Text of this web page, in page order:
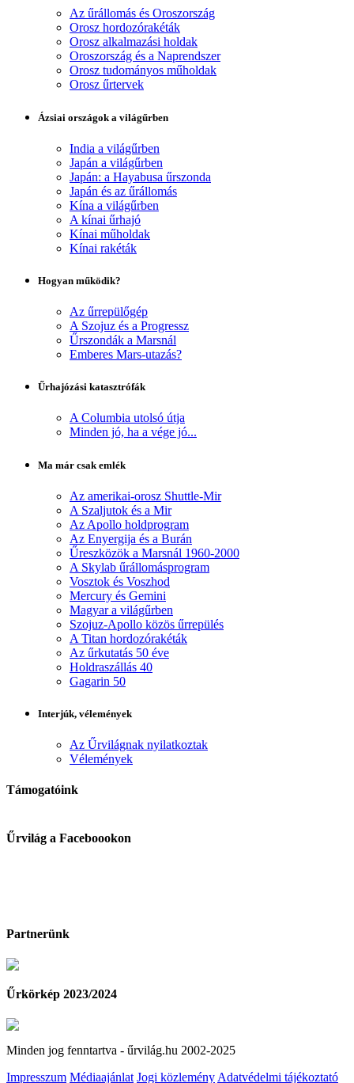
Az űrállomás és Oroszország
Orosz hordozórakéták
Orosz alkalmazási holdak
Oroszország és a Naprendszer
Orosz tudományos műholdak
Orosz űrtervek
Ázsiai országok a világűrben
India a világűrben
Japán a világűrben
Japán: a Hayabusa űrszonda
Japán és az űrállomás
Kína a világűrben
A kínai űrhajó
Kínai műholdak
Kínai rakéták
Hogyan működik?
Az űrrepülőgép
A Szojuz és a Progressz
Űrszondák a Marsnál
Emberes Mars-utazás?
Űrhajózási katasztrófák
A Columbia utolsó útja
Minden jó, ha a vége jó...
Ma már csak emlék
Az amerikai-orosz Shuttle-Mir
A Szaljutok és a Mir
Az Apollo holdprogram
Az Enyergija és a Burán
Űreszközök a Marsnál 1960-2000
A Skylab űrállomásprogram
Vosztok és Voszhod
Mercury és Gemini
Magyar a világűrben
Szojuz-Apollo közös űrrepülés
A Titan hordozórakéták
Az űrkutatás 50 éve
Holdraszállás 40
Gagarin 50
Interjúk, vélemények
Az Űrvilágnak nyilatkoztak
Vélemények
Támogatóink
Űrvilág a Faceboookon
Partnerünk
Űrkörkép 2023/2024
Minden jog fenntartva - űrvilág.hu 2002-2025
Impresszum Médiaajánlat Jogi közlemény Adatvédelmi tájékoztató